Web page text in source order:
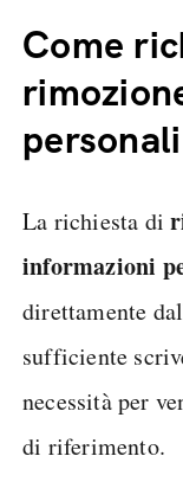
Come
La richiesta di
informazioni
direttamente
sufficiente
necessità per
di riferimento.